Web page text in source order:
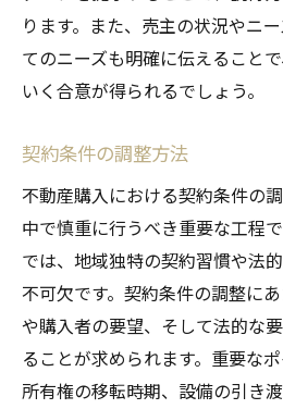
ります。また、売主の状況やニ
てのニーズも明確に伝えること
いく合意が得られるでしょう。
契約条件の調整方法
不動産購入における契約条件の
中で慎重に行うべき重要な工程
では、地域独特の契約習慣や法
不可欠です。契約条件の調整に
や購入者の要望、そして法的な
ることが求められます。重要な
所有権の移転時期、設備の引き